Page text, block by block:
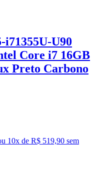
i71355U-U90
Core i7 16GB
Preto Carbono
10x de R$ 519,90 sem